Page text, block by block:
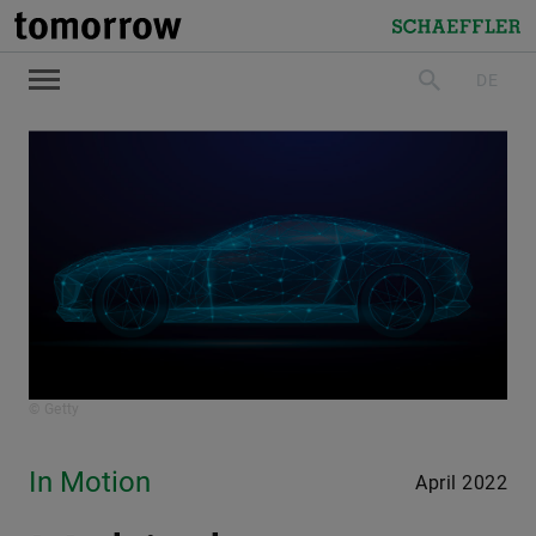
tomorrow
Schaeffler
suchenDE
In Motion April 2022